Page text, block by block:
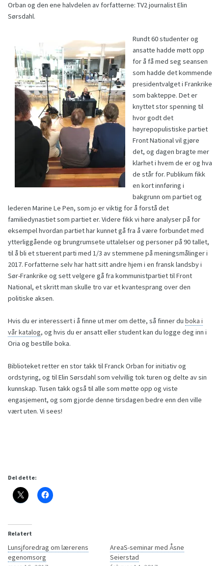
Orban og den ene halvdelen av forfatterne: TV2 journalist Elin
Sørsdahl.
Rundt 60 studenter og
ansatte hadde møtt opp
for å få med seg seansen
som hadde det kommende
presidentvalget i Frankrike
som bakteppe. Det er
knyttet stor spenning til
hvor godt det
høyrepopulistiske partiet
Front National vil gjøre
det, og dagen bragte mer
klarhet i hvem de er og hva
de står for. Publikum fikk
en kort innføring i
bakgrunn om partiet og
lederen Marine Le Pen, som jo er viktig for å forstå det
familiedynastiet som partiet er. Videre fikk vi høre analyser på for
eksempel hvordan partiet har kunnet gå fra å være forbundet med
ytterliggående og brungrumsete uttalelser og personer på 90 tallet,
til å bli et stuerent parti med 1/3 av stemmene på meningsmålinger i
2017. Forfatterne selv har hatt sitt andre hjem i en fransk landsby i
Sør-Frankrike og sett velgere gå fra kommunistpartiet til Front
National, et skritt man skulle tro var et kvantesprang over den
politiske aksen.
Hvis du er interessert i å finne ut mer om dette, så finner du boka i
vår katalog, og hvis du er ansatt eller student kan du logge deg inn i
Oria og bestille boka.
Biblioteket retter en stor takk til Franck Orban for initiativ og
ordstyring, og til Elin Sørsdahl som velvillig tok turen og delte av sin
kunnskap. Tusen takk også til alle som møtte opp og viste
engasjement, og som gjorde denne tirsdagen bedre enn den ville
vært uten. Vi sees!
Del dette:
Relatert
Lunsjforedrag om lærerens
egenomsorg
AreaS-seminar med Åsne
Seierstad